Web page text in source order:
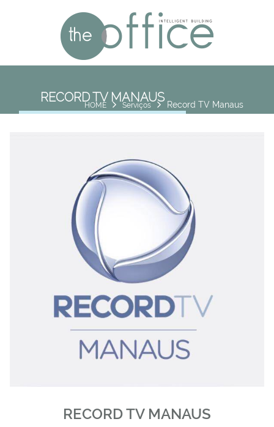
RECORD TV MANAUS
HOME Serviços Record TV Manaus
RECORD TV MANAUS